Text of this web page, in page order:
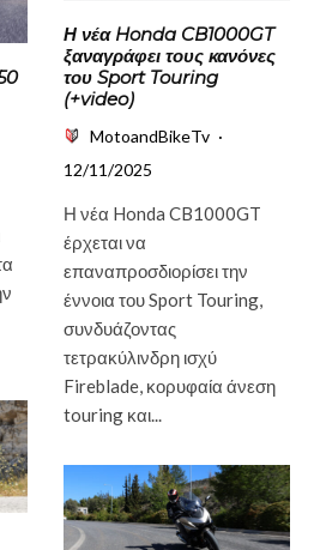
Η νέα Honda CB1000GT
ξαναγράφει τους κανόνες
του Sport Touring
(+video)
MotoandBikeTv ·
12/11/2025
Η νέα Honda CB1000GT
έρχεται να
επαναπροσδιορίσει την
έννοια του Sport Touring,
συνδυάζοντας
τετρακύλινδρη ισχύ
Fireblade, κορυφαία άνεση
touring και...